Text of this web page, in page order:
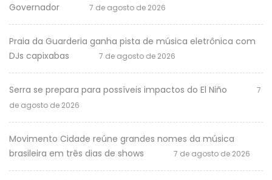
Governador
7 de agosto de 2026
Praia da Guarderia ganha pista de música eletrônica com
DJs capixabas
7 de agosto de 2026
Serra se prepara para possíveis impactos do El Niño
7
de agosto de 2026
Movimento Cidade reúne grandes nomes da música
brasileira em três dias de shows
7 de agosto de 2026